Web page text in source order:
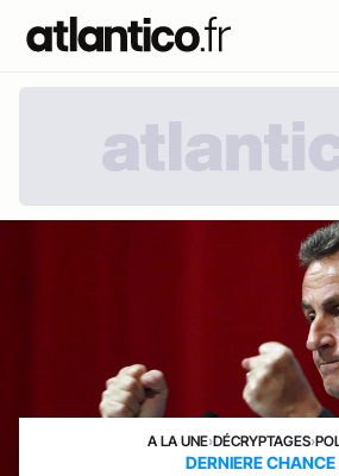
A LA UNE›DÉCRYPTAGES›
DERNIERE CHANCE